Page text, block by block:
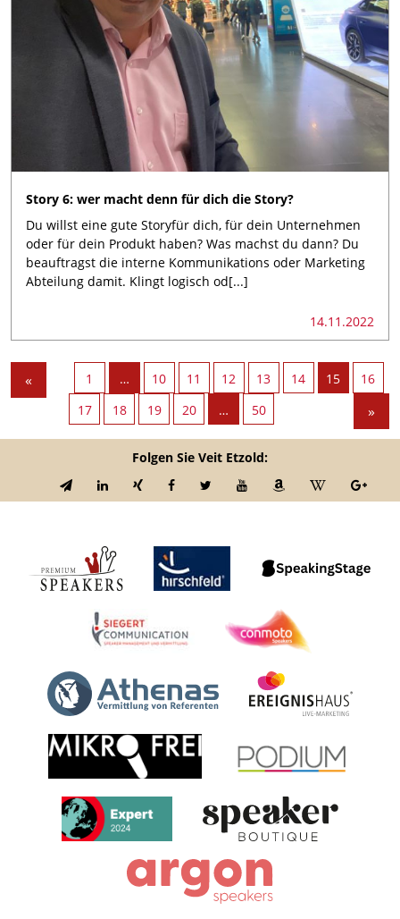
Story 6: wer macht denn für dich die Story?
Du willst eine gute Storyfür dich, für dein Unternehmen
oder für dein Produkt haben? Was machst du dann? Du
beauftragst die interne Kommunikations oder Marketing
Abteilung damit. Klingt logisch od[...]
14.11.2022
« 1 … 10 11 12 13 14 15
16
17
18 19 20 … 50 »
Folgen Sie Veit Etzold: